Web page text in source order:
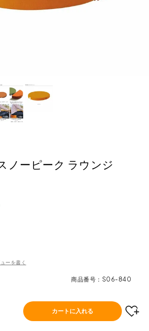
ノーピーク ラウンジ
ーを書く
商品番号 S06-840
カートに入れる